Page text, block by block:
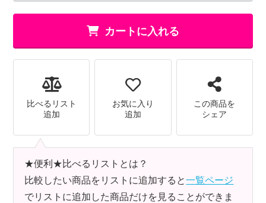
カートに入れる
比べるリスト
追加
お気に入り
追加
この商品を
シェア
★便利★比べるリストとは？
比較したい商品をリストに追加すると一覧ページ
でリストに追加した商品だけを見ることができま